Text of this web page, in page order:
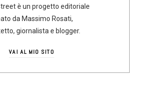
è un progetto editoriale
da Massimo Rosati,
giornalista e blogger.
VAI AL MIO SITO